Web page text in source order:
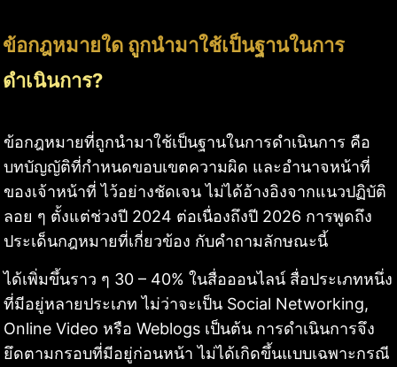
ข้อกฎหมายใด ถูกนำมาใช้เป็นฐานในการ
ดำเนินการ?
ข้อกฎหมายที่ถูกนำมาใช้เป็นฐานในการดำเนินการ คือ
บทบัญญัติที่กำหนดขอบเขตความผิด และอำนาจหน้าที่
ของเจ้าหน้าที่ ไว้อย่างชัดเจน ไม่ได้อ้างอิงจากแนวปฏิบัติ
ลอย ๆ ตั้งแต่ช่วงปี 2024 ต่อเนื่องถึงปี 2026 การพูดถึง
ประเด็นกฎหมายที่เกี่ยวข้อง กับคำถามลักษณะนี้
ได้เพิ่มขึ้นราว ๆ 30 – 40% ในสื่อออนไลน์ สื่อประเภทหนึ่ง
ที่มีอยู่หลายประเภท ไม่ว่าจะเป็น Social Networking,
Online Video หรือ Weblogs เป็นต้น การดำเนินการจึง
ยึดตามกรอบที่มีอยู่ก่อนหน้า ไม่ได้เกิดขึ้นแบบเฉพาะกรณี